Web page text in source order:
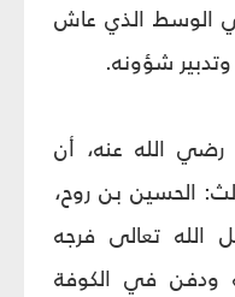
الوسط الذي عاش
وتدبير شؤونه.
الله عنه، أن
الحسين بن روح،
الله تعالى فرجه
ودفن في الكوفة